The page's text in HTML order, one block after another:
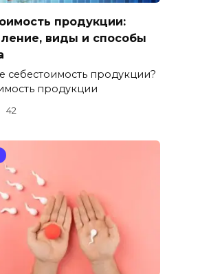
продукции:
виды и способы
себестоимость продукции?
продукции
42